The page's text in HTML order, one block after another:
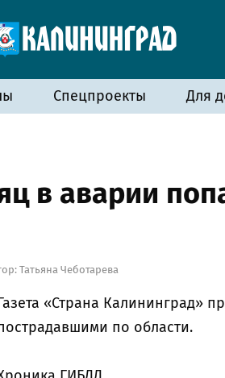
Спецпроекты Для
в аварии
Татьяна Чеботарева
«Страна Калининград»
по области.